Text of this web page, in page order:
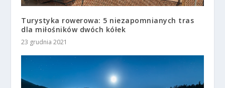
Turystyka rowerowa: 5 niezapomnianych tras
dla miłośników dwóch kółek
23 grudnia 2021